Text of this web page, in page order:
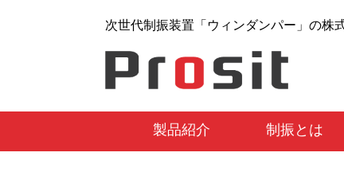
次世代制振装置「ウィンダンパー」の株
製品紹介 制振とは